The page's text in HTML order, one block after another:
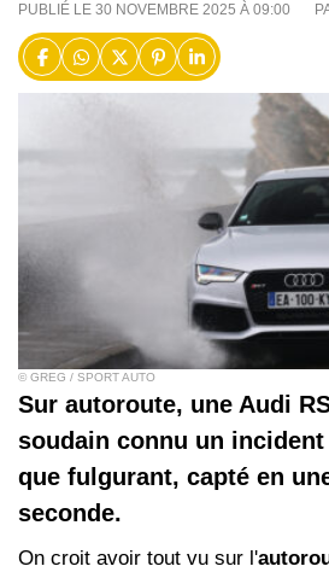
PUBLIÉ LE 30 NOVEMBRE 2025 À 09:00
© GREG / SPORT AUTO
Sur autoroute, une Audi
soudain connu un
que fulgurant, capté en
seconde.
On croit avoir tout vu sur l'